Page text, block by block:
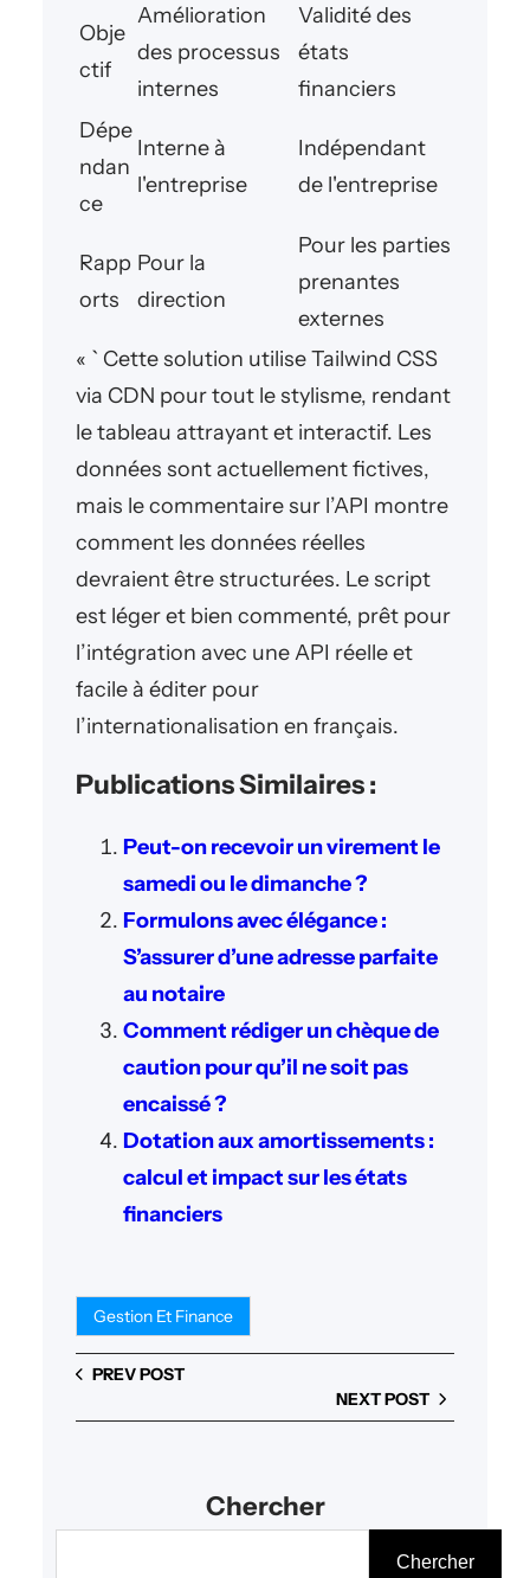
Obje
ctif
Amélioration
des processus
internes
Validité des
états
financiers
Dépe
ndan
ce
Interne à
l'entreprise
Indépendant
de l'entreprise
Rapp
orts
Pour la
direction
Pour les parties
prenantes
externes
« ` Cette solution utilise Tailwind CSS
via CDN pour tout le stylisme, rendant
le tableau attrayant et interactif. Les
données sont actuellement fictives,
mais le commentaire sur l’API montre
comment les données réelles
devraient être structurées. Le script
est léger et bien commenté, prêt pour
l’intégration avec une API réelle et
facile à éditer pour
l’internationalisation en français.
Publications Similaires :
Peut-on recevoir un virement le
samedi ou le dimanche ?
Formulons avec élégance :
S’assurer d’une adresse parfaite
au notaire
Comment rédiger un chèque de
caution pour qu’il ne soit pas
encaissé ?
Dotation aux amortissements :
calcul et impact sur les états
financiers
Gestion Et Finance
PREV POST
NEXT POST
Chercher
Chercher